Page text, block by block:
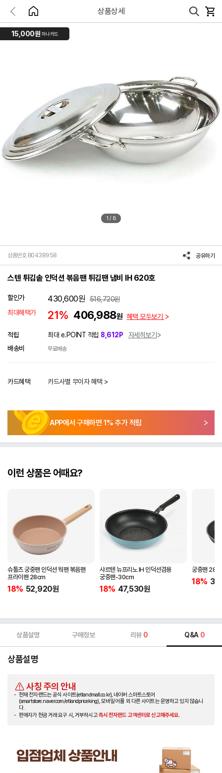
상품상세
15,000원 하나카드
1 / 8
상품번호 B0438958 공유하기
스텐 튀김솥 인덕션 볶음팬 튀김팬 냄비 IH 620호
할인가 430,600원 516,720원
최대혜택가
21% 406,988원 혜택 모두보기
적립 최대 e.POINT 적립 8,612P
자세히보기
배송비
무료배송
카드혜택 카드사별 무이자 혜택 >
APP에서 구매하면 1% 추가 적립
이런 상품은 어때요?
슈톨츠 궁중팬 인덕션 웍팬 볶음팬
프라이팬 28cm
18% 52,920원
샤르텐 뉴프리노 IH 인덕션겸용
궁중팬-30cm
18% 47,530원
궁중팬
18%
상품설명 구매정보 리뷰 0 Q&A 0
상품설명
사칭 주의 안내
현재 전자랜드는 공식 사이트(etlandmall.co.kr), 네이버 스마트스토어
(smartstore.naver.com/etlandpriceking), 모바일 어플 외 다른 사이트는 운영하고 있지 않습니
다.
판매자가 현금 거래 요구 시, 거부하시고즉시 전자랜드 고객센터로 신고해주세요.